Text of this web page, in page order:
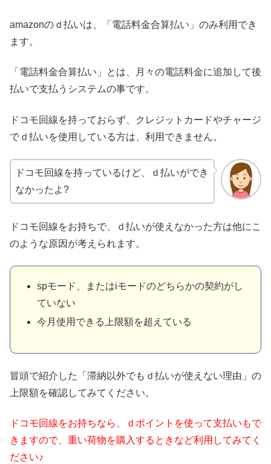
amazonのｄ払いは、「電話料金合算払い」のみ利用でき
ます。
「電話料金合算払い」とは、月々の電話料金に追加して後
払いで支払うシステムの事です。
ドコモ回線を持っておらず、クレジットカードやチャージ
でｄ払いを使用している方は、利用できません。
ドコモ回線を持っているけど、ｄ払いができ
なかったよ?
ドコモ回線をお持ちで、ｄ払いが使えなかった方は他にこ
のような原因が考えられます。
spモード、またはiモードのどちらかの契約がし
ていない
今月使用できる上限額を超えている
冒頭で紹介した「滞納以外でもｄ払いが使えない理由」の
上限額を確認してみてください。
ドコモ回線をお持ちなら、ｄポイントを使って支払いもで
きますので、重い荷物を購入するときなど利用してみてく
ださい♪